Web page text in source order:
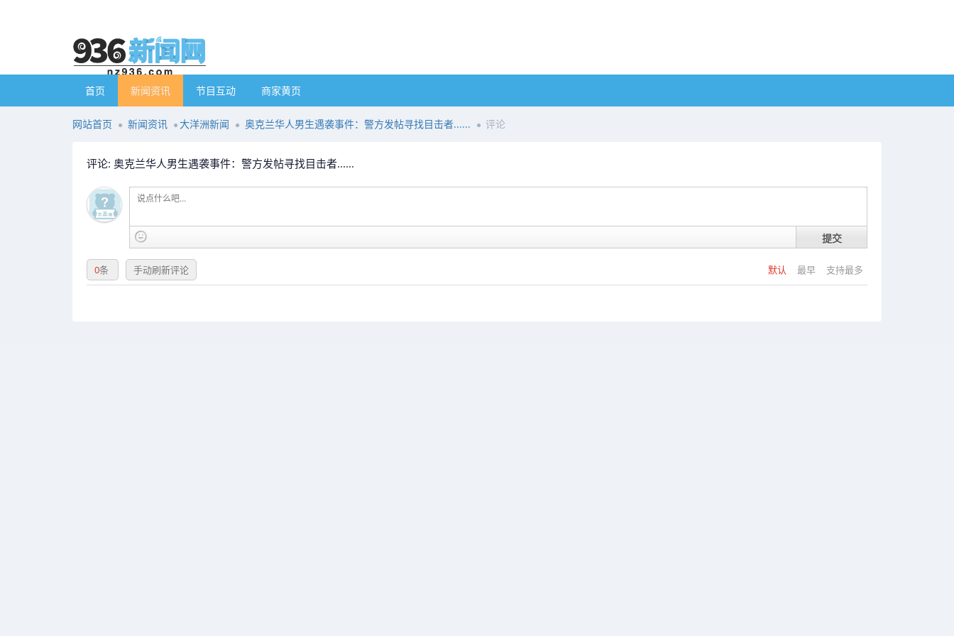
首页 新闻资讯 节目互动 商家黄页
网站首页 新闻资讯 大洋洲新闻 奥克兰华人男生遇袭事件：警方发帖寻找目击者...... 评论
评论: 奥克兰华人男生遇袭事件：警方发帖寻找目击者......
提交
默认 最早 支持最多
0条 手动刷新评论